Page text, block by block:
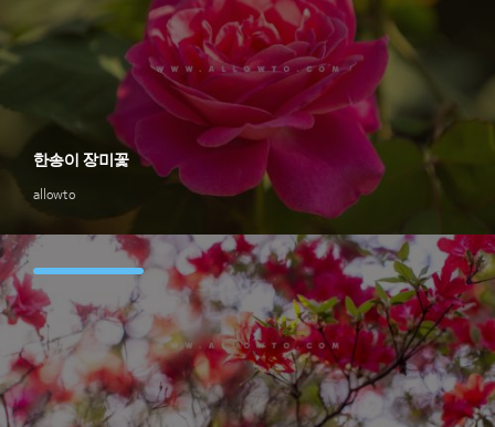
allowto
한송이 장미꽃